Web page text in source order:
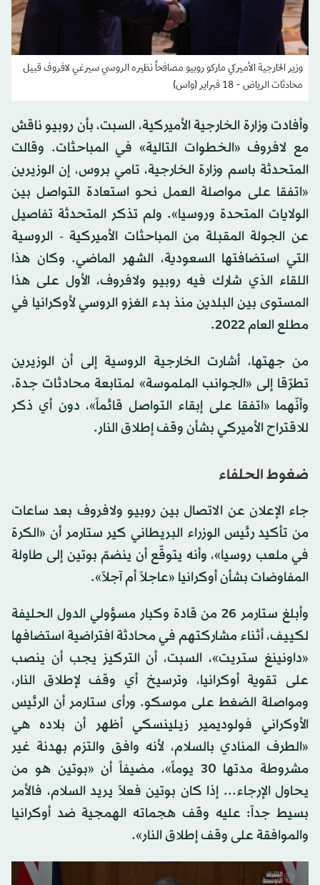
وزير الخارجية الأميركي ماركو روبيو مصافحاً نظيره الروسي سيرغي لافروف قبيل
محادثات الرياض - 18 فبراير (واس)
وأفادت وزارة الخارجية الأميركية، السبت، بأن روبيو ناقش
مع لافروف «الخطوات التالية» في المباحثات. وقالت
المتحدثة باسم وزارة الخارجية، تامي بروس، إن الوزيرين
«اتفقا على مواصلة العمل نحو استعادة التواصل بين
الولايات المتحدة وروسيا». ولم تذكر المتحدثة تفاصيل
عن الجولة المقبلة من المباحثات الأميركية - الروسية
التي استضافتها السعودية، الشهر الماضي. وكان هذا
اللقاء الذي شارك فيه روبيو ولافروف، الأول على هذا
المستوى بين البلدين منذ بدء الغزو الروسي لأوكرانيا في
مطلع العام 2022.
من جهتها، أشارت الخارجية الروسية إلى أن الوزيرين
تطرّقا إلى «الجوانب الملموسة» لمتابعة محادثات جدة،
وأنّهما «اتفقا على إبقاء التواصل قائماً»، دون أي ذكر
للاقتراح الأميركي بشأن وقف إطلاق النار.
ضغوط الحلفاء
جاء الإعلان عن الاتصال بين روبيو ولافروف بعد ساعات
من تأكيد رئيس الوزراء البريطاني كير ستارمر أن «الكرة
في ملعب روسيا»، وأنه يتوقّع أن ينضمّ بوتين إلى طاولة
المفاوضات بشأن أوكرانيا «عاجلاً أم آجلاً».
وأبلغ ستارمر 26 من قادة وكبار مسؤولي الدول الحليفة
لكييف، أثناء مشاركتهم في محادثة افتراضية استضافها
«داونينغ ستريت»، السبت، أن التركيز يجب أن ينصب
على تقوية أوكرانيا، وترسيخ أي وقف لإطلاق النار،
ومواصلة الضغط على موسكو. ورأى ستارمر أن الرئيس
الأوكراني فولوديمير زيلينسكي أظهر أن بلاده هي
«الطرف المنادي بالسلام، لأنه وافق والتزم بهدنة غير
مشروطة مدتها 30 يوماً»، مضيفاً أن «بوتين هو من
يحاول الإرجاء... إذا كان بوتين فعلاً يريد السلام، فالأمر
بسيط جداً: عليه وقف هجماته الهمجية ضد أوكرانيا
والموافقة على وقف إطلاق النار».